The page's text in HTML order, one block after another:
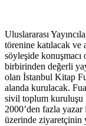
Uluslararası
törenine katılacak ve
söyleşide konuşmacı
birbirinden değerli
olan İstanbul Kitap
alanda kurulacak.
sivil toplum kuruluşu
2000’den fazla
üzerinde ziyaretçinin